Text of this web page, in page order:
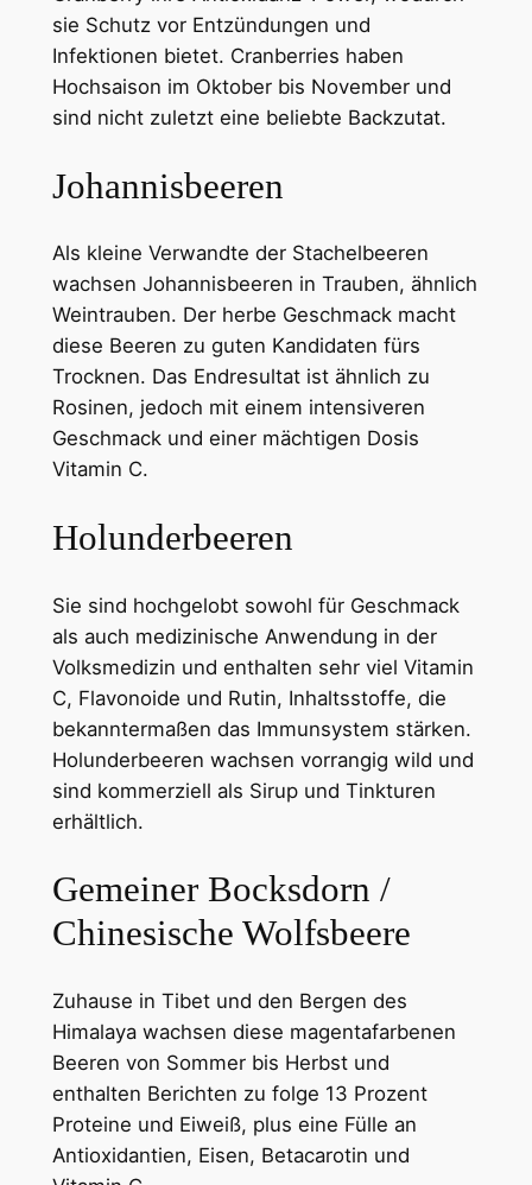
sie Schutz vor Entzündungen und
Infektionen bietet. Cranberries haben
Hochsaison im Oktober bis November und
sind nicht zuletzt eine beliebte Backzutat.
Johannisbeeren
Als kleine Verwandte der Stachelbeeren
wachsen Johannisbeeren in Trauben, ähnlich
Weintrauben. Der herbe Geschmack macht
diese Beeren zu guten Kandidaten fürs
Trocknen. Das Endresultat ist ähnlich zu
Rosinen, jedoch mit einem intensiveren
Geschmack und einer mächtigen Dosis
Vitamin C.
Holunderbeeren
Sie sind hochgelobt sowohl für Geschmack
als auch medizinische Anwendung in der
Volksmedizin und enthalten sehr viel Vitamin
C, Flavonoide und Rutin, Inhaltsstoffe, die
bekanntermaßen das Immunsystem stärken.
Holunderbeeren wachsen vorrangig wild und
sind kommerziell als Sirup und Tinkturen
erhältlich.
Gemeiner Bocksdorn /
Chinesische Wolfsbeere
Zuhause in Tibet und den Bergen des
Himalaya wachsen diese magentafarbenen
Beeren von Sommer bis Herbst und
enthalten Berichten zu folge 13 Prozent
Proteine und Eiweiß, plus eine Fülle an
Antioxidantien, Eisen, Betacarotin und